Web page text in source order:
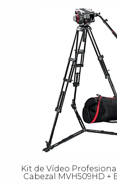
Kit de Vídeo
Cabezal MVH509HD +